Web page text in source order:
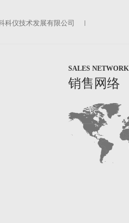
科仪技术发展有限公司
SALES NETWORK
销售网络